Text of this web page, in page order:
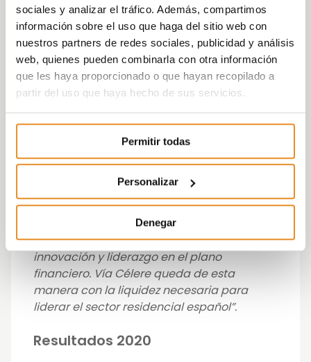
sociales y analizar el tráfico. Además, compartimos
información sobre el uso que haga del sitio web con
nuestros partners de redes sociales, publicidad y análisis
web, quienes pueden combinarla con otra información
que les haya proporcionado o que hayan recopilado a
partir del uso que haya hecho de sus servicios.
Permitir todas
Personalizar
Denegar
José Ignacio Morales, Consejero Delegado
de Vía Célere ha manifestado al respecto:
“Se trata de un hito único para el sector
residencial español, ya que es la primera
emisión de un bono verde en el mercado
Estamos especialmente orgullosos de que
se trate de una emisión “verde” y, por tanto,
totalmente en línea con nuestros valores de
sostenibilidad. Esta emisión no hace nada
más que reforzar no sólo el liderazgo e
innovación de Vía Célere en el plano
operativo, después de nuestras entregas en
2020, sino también nuestro nivel de
innovación y liderazgo en el plano
financiero. Vía Célere queda de esta
manera con la liquidez necesaria para
liderar el sector residencial español”.
Resultados 2020